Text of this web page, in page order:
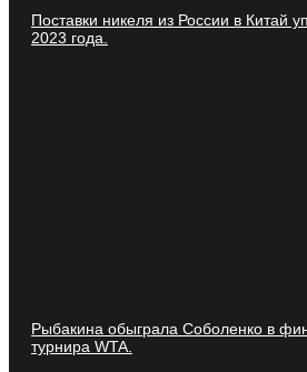
Поставки никеля из России в Китай
2023 года.
Рыбакина обыграла Соболенко в
турнира WTA.